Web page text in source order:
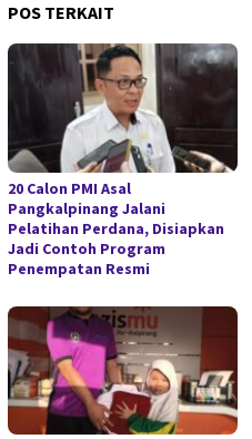
POS TERKAIT
20 Calon PMI Asal
Pangkalpinang Jalani
Pelatihan Perdana, Disiapkan
Jadi Contoh Program
Penempatan Resmi